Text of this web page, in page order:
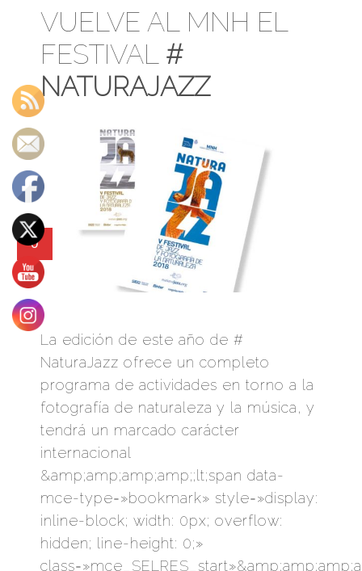
VUELVE AL MNH EL
FESTIVAL #
NATURAJAZZ
0
La edición de este año de #
NaturaJazz ofrece un completo
programa de actividades en torno a la
fotografía de naturaleza y la música, y
tendrá un marcado carácter
internacional
&amp;amp;amp;amp;;lt;span data-
mce-type=»bookmark» style=»display:
inline-block; width: 0px; overflow:
hidden; line-height: 0;»